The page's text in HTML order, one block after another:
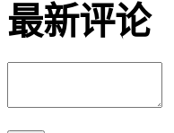
最新评论